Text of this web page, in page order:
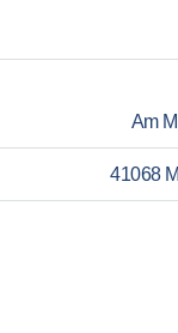
Am
41068